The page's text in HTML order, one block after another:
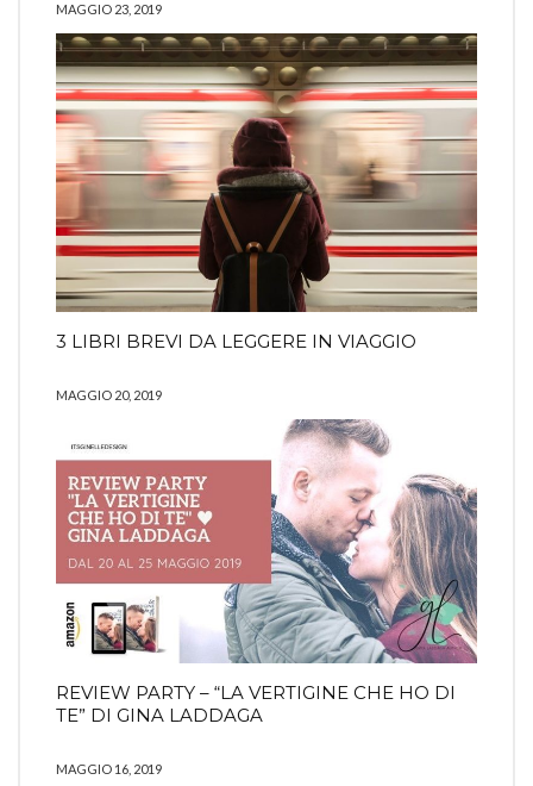
MAGGIO 23, 2019
3 LIBRI BREVI DA LEGGERE IN VIAGGIO
MAGGIO 20, 2019
REVIEW PARTY – “LA VERTIGINE CHE HO DI
TE” DI GINA LADDAGA
MAGGIO 16, 2019